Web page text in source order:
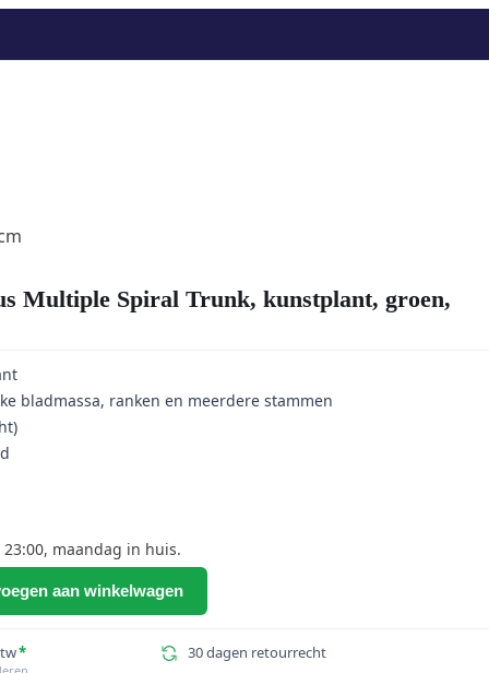
Multiple Spiral Trunk, kunstplant, groen,
bladmassa, ranken en meerdere stammen
maandag in huis.
aan winkelwagen
* 30 dagen retourrecht